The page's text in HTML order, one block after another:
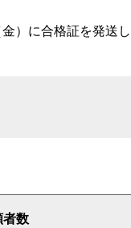
）に合格証を発送し
数